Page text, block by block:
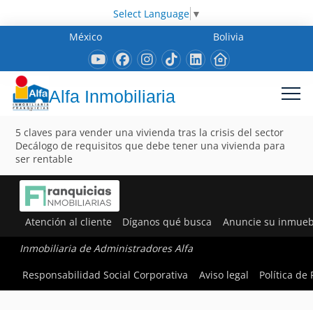
Select Language ▼
México
Bolivia
Alfa Inmobiliaria
5 claves para vender una vivienda tras la crisis del sector
Decálogo de requisitos que debe tener una vivienda para
ser rentable
Atención al cliente Díganos qué busca Anuncie su
Inmobiliaria de Administradores Alfa
Responsabilidad Social Corporativa
Aviso legal Política de